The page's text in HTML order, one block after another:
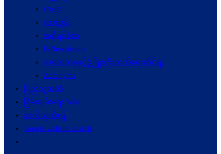
ကဗျာ
ကာတွန်း
အစီရင်ခံစာ
E-Newsletters
သုတေသနနှင့်ဖွံ့ဖြိုးတိုးတက်ရေးဆိုင်ရာ
Acronyms
ပြည်သူ့အသံ
ငြိမ်းချမ်းရေး Wiki
ဆက်သွယ်ရန်
Toggle website search